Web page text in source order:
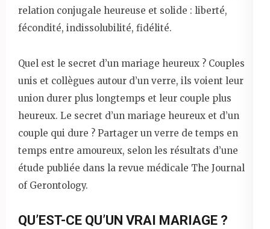
relation conjugale heureuse et solide : liberté,
fécondité, indissolubilité, fidélité.
Quel est le secret d’un mariage heureux ? Couples
unis et collègues autour d’un verre, ils voient leur
union durer plus longtemps et leur couple plus
heureux. Le secret d’un mariage heureux et d’un
couple qui dure ? Partager un verre de temps en
temps entre amoureux, selon les résultats d’une
étude publiée dans la revue médicale The Journal
of Gerontology.
QU’EST-CE QU’UN VRAI MARIAGE ?